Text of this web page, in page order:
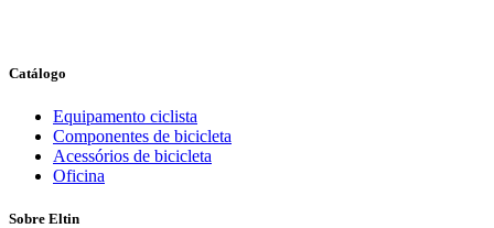
Catálogo
Equipamento ciclista
Componentes de bicicleta
Acessórios de bicicleta
Oficina
Sobre Eltin